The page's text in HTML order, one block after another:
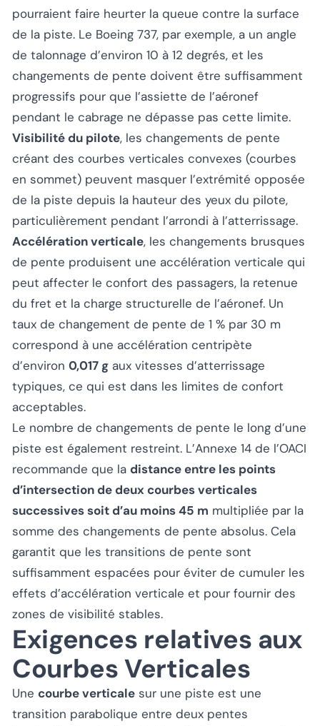
pourraient faire heurter la queue contre la surface
de la piste. Le Boeing 737, par exemple, a un angle
de talonnage d’environ 10 à 12 degrés, et les
changements de pente doivent être suffisamment
progressifs pour que l’assiette de l’aéronef
pendant le cabrage ne dépasse pas cette limite.
Visibilité du pilote, les changements de pente
créant des courbes verticales convexes (courbes
en sommet) peuvent masquer l’extrémité opposée
de la piste depuis la hauteur des yeux du pilote,
particulièrement pendant l’arrondi à l’atterrissage.
Accélération verticale, les changements brusques
de pente produisent une accélération verticale qui
peut affecter le confort des passagers, la retenue
du fret et la charge structurelle de l’aéronef. Un
taux de changement de pente de 1 % par 30 m
correspond à une accélération centripète
d’environ 0,017 g aux vitesses d’atterrissage
typiques, ce qui est dans les limites de confort
acceptables.
Le nombre de changements de pente le long d’une
piste est également restreint. L’Annexe 14 de l’OACI
recommande que la distance entre les points
d’intersection de deux courbes verticales
successives soit d’au moins 45 m multipliée par la
somme des changements de pente absolus. Cela
garantit que les transitions de pente sont
suffisamment espacées pour éviter de cumuler les
effets d’accélération verticale et pour fournir des
zones de visibilité stables.
Exigences relatives aux
Courbes Verticales
Une courbe verticale sur une piste est une
transition parabolique entre deux pentes